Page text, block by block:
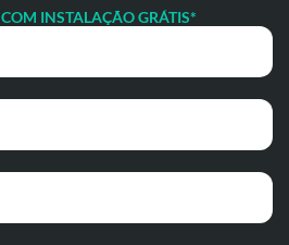
COM INSTALAÇÃO GRÁTIS*